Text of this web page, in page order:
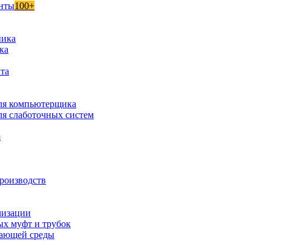
100+
компьютерщика
слаботочных систем
муфт и трубок
среды